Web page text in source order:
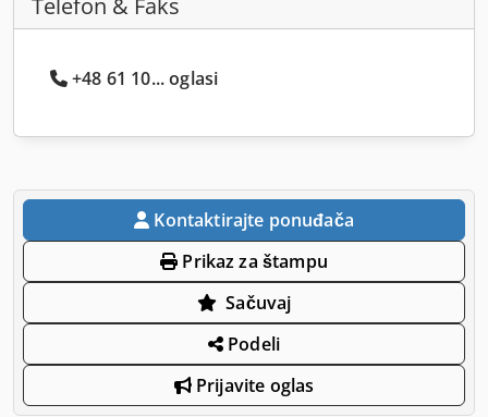
+48 61 10... oglasi
Kontaktirajte ponuđača
Prikaz za štampu
Sačuvaj
Podeli
Prijavite oglas